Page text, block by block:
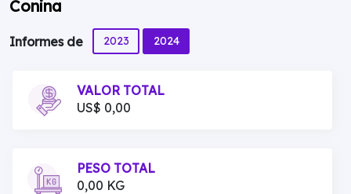
Conina
Informes de 2023 2024
VALOR TOTAL
US$ 0,00
PESO TOTAL
0,00 KG